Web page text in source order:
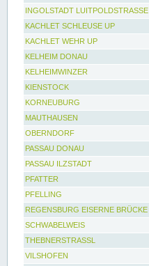
INGOLSTADT LUITPOLDSTRASSE
KACHLET SCHLEUSE UP
KACHLET WEHR UP
KELHEIM DONAU
KELHEIMWINZER
KIENSTOCK
KORNEUBURG
MAUTHAUSEN
OBERNDORF
PASSAU DONAU
PASSAU ILZSTADT
PFATTER
PFELLING
REGENSBURG EISERNE BRÜCKE
SCHWABELWEIS
THEBNERSTRASSL
VILSHOFEN